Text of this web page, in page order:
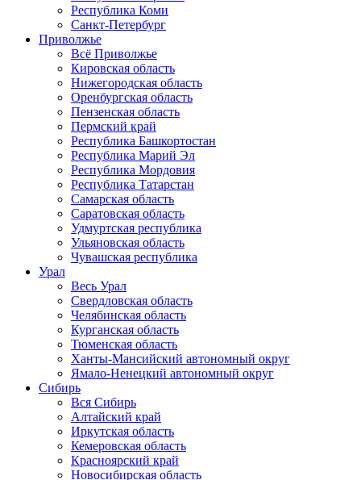
Республика Коми
Санкт-Петербург
Приволжье
Всё Приволжье
Кировская область
Нижегородская область
Оренбургская область
Пензенская область
Пермский край
Республика Башкортостан
Республика Марий Эл
Республика Мордовия
Республика Татарстан
Самарская область
Саратовская область
Удмуртская республика
Ульяновская область
Чувашская республика
Урал
Весь Урал
Свердловская область
Челябинская область
Курганская область
Тюменская область
Ханты-Мансийский автономный округ
Ямало-Ненецкий автономный округ
Сибирь
Вся Сибирь
Алтайский край
Иркутская область
Кемеровская область
Красноярский край
Новосибирская область